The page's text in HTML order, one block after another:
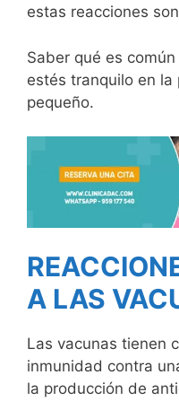
estas reacciones
Saber qué es
estés tranquilo en
pequeño.
A LAS
Las vacunas tienen
inmunidad contra
la producción de